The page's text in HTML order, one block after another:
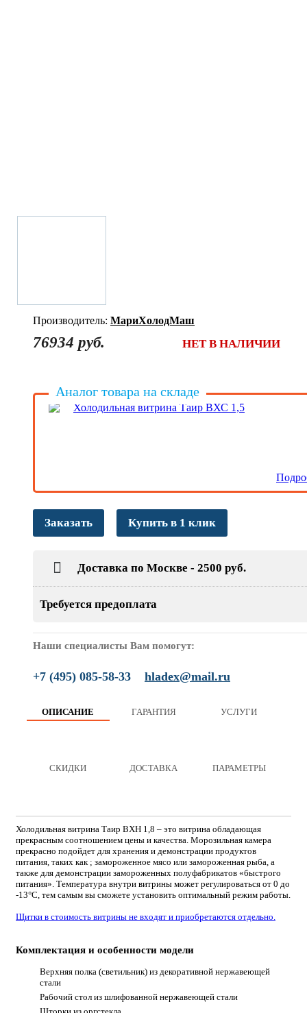
Производитель: МариХолодМаш
76934 руб. НЕТ В НАЛИЧИИ
Аналог товара на складе
Холодильная витрина Таир ВХС 1,5
Заказать Купить в 1 клик
Доставка по Москве - 2500 руб.
Требуется предоплата
Наши специалисты Вам помогут:
+7 (495) 085-58-33 hladex@mail.ru
ОПИСАНИЕ ГАРАНТИЯ УСЛУГИ
СКИДКИ ДОСТАВКА ПАРАМЕТРЫ
Холодильная витрина Таир ВХН 1,8 – это витрина обладающая
прекрасным соотношением цены и качества. Морозильная камера
прекрасно подойдет для хранения и демонстрации продуктов
питания, таких как ; замороженное мясо или замороженная рыба, а
также для демонстрации замороженных полуфабрикатов «быстрого
питания». Температура внутри витрины может регулироваться от 0 до
-13°С, тем самым вы сможете установить оптимальный режим работы.
Щитки в стоимость витрины не входят и приобретаются отдельно.
Комплектация и особенности модели
Верхняя полка (светильник) из декоративной нержавеющей
стали
Рабочий стол из шлифованной нержавеющей стали